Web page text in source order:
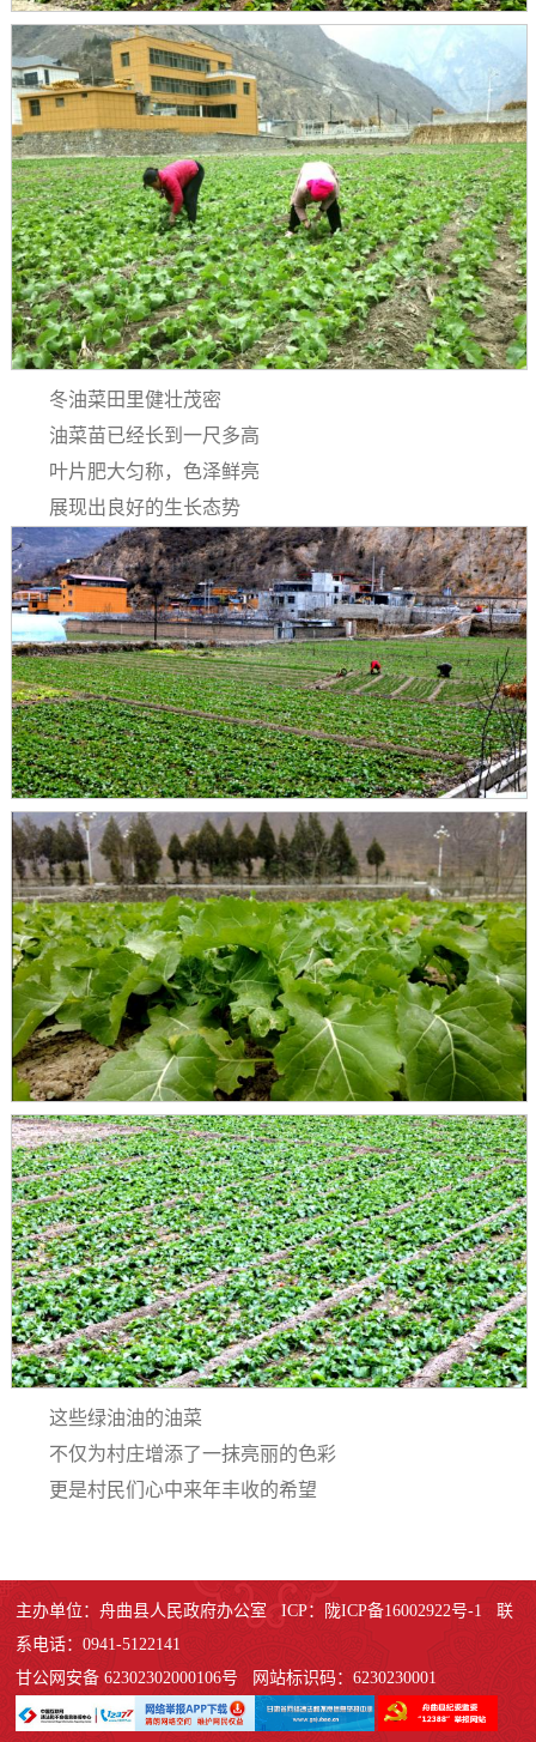
冬油菜田里健壮茂密
油菜苗已经长到一尺多高
叶片肥大匀称，色泽鲜亮
展现出良好的生长态势
这些绿油油的油菜
不仅为村庄增添了一抹亮丽的色彩
更是村民们心中来年丰收的希望
主办单位：舟曲县人民政府办公室 ICP：陇ICP备16002922号-1 联
系电话：0941-5122141
甘公网安备 62302302000106号 网站标识码：6230230001